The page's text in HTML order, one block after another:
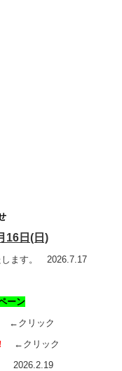
16日(日)
します。 2026.7.17
ーン
←クリック
←クリック
2026.2.19